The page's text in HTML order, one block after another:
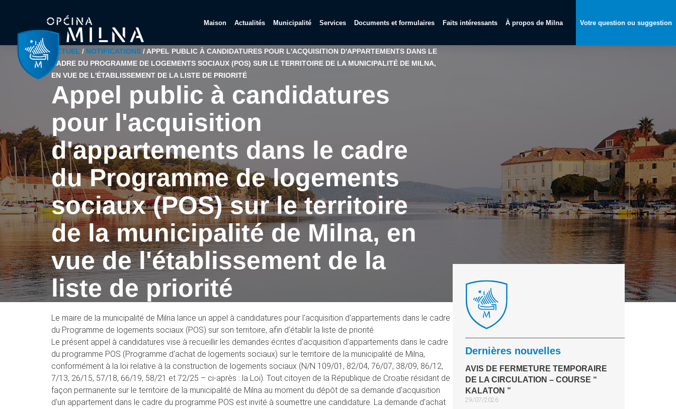
Maison Actualités Municipalité Services Documents et formulaires Faits intéressants À propos de Milna Votre question ou suggestion
ACTUEL / NOTIFICATIONS / APPEL PUBLIC À CANDIDATURES POUR L'ACQUISITION D'APPARTEMENTS DANS LE
CADRE DU PROGRAMME DE LOGEMENTS SOCIAUX (POS) SUR LE TERRITOIRE DE LA MUNICIPALITÉ DE MILNA,
EN VUE DE L'ÉTABLISSEMENT DE LA LISTE DE PRIORITÉ
Appel public à candidatures
pour l'acquisition
d'appartements dans le cadre
du Programme de logements
sociaux (POS) sur le territoire
de la municipalité de Milna, en
vue de l'établissement de la
liste de priorité
Le maire de la municipalité de Milna lance un appel à candidatures pour l'acquisition d'appartements dans le cadre
du Programme de logements sociaux (POS) sur son territoire, afin d'établir la liste de priorité.
Le présent appel à candidatures vise à recueillir les demandes écrites d'acquisition d'appartements dans le cadre
du programme POS (Programme d'achat de logements sociaux) sur le territoire de la municipalité de Milna,
conformément à la loi relative à la construction de logements sociaux (N/N 109/01, 82/04, 76/07, 38/09, 86/12,
7/13, 26/15, 57/18, 66/19, 58/21 et 72/25 – ci-après : la Loi). Tout citoyen de la République de Croatie résidant de
façon permanente sur le territoire de la municipalité de Milna au moment du dépôt de sa demande d'acquisition
d'un appartement dans le cadre du programme POS est invité à soumettre une candidature. La demande d'achat
Dernières nouvelles
AVIS DE FERMETURE TEMPORAIRE
DE LA CIRCULATION – COURSE “
KALATON ”
29/07/2026